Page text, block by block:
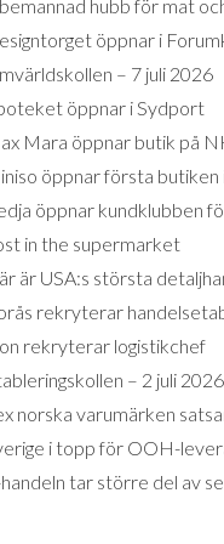
hubb för mat
öppnar i
– 7 juli 2026
öppnar i Sydport
Mara öppnar butik på
öppnar första butiken
öppnar kundklubben
in the supermarket
är USA:s största
rekryterar
rekryterar logistikchef
– 2 juli 2026
norska varumärken
i topp för OOH-
tar större del av